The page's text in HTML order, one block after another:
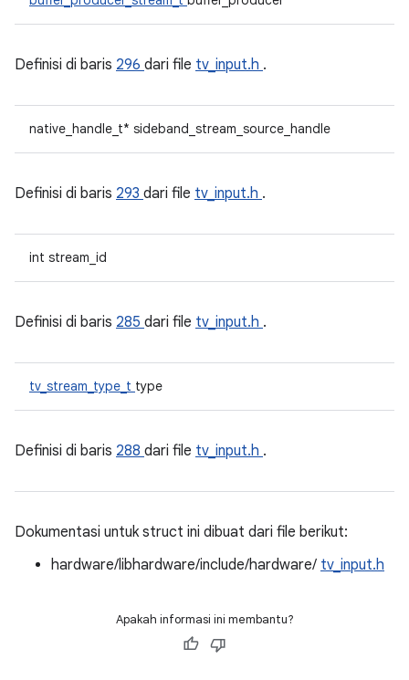
Definisi di baris 296 dari file tv_input.h .
native_handle_t* sideband_stream_source_handle
Definisi di baris 293 dari file tv_input.h .
int stream_id
Definisi di baris 285 dari file tv_input.h .
tv_stream_type_t type
Definisi di baris 288 dari file tv_input.h .
Dokumentasi untuk struct ini dibuat dari file berikut:
hardware/libhardware/include/hardware/ tv_input.h
Apakah informasi ini membantu?